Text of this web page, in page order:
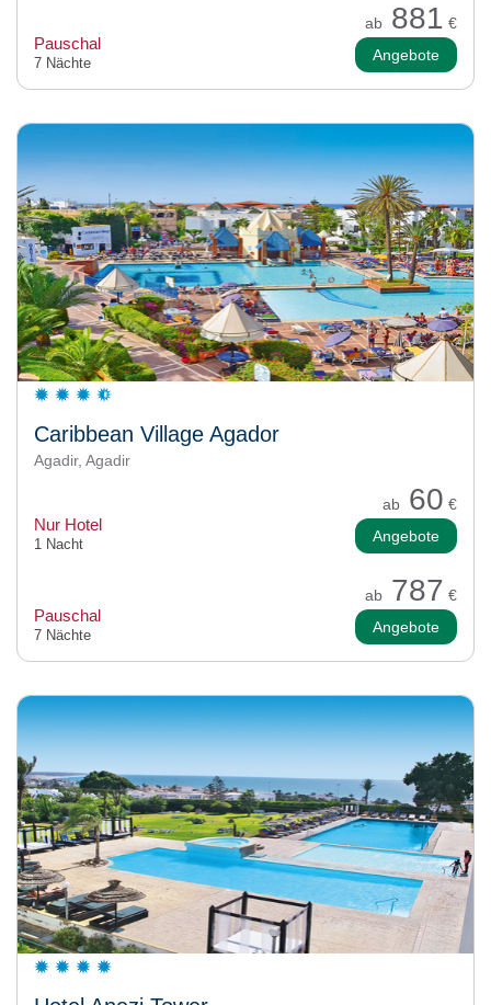
ab 881 €
Pauschal
7 Nächte Angebote
Caribbean Village Agador
Agadir, Agadir
ab 60 €
Nur Hotel
1 Nacht Angebote
ab 787 €
Pauschal
7 Nächte Angebote